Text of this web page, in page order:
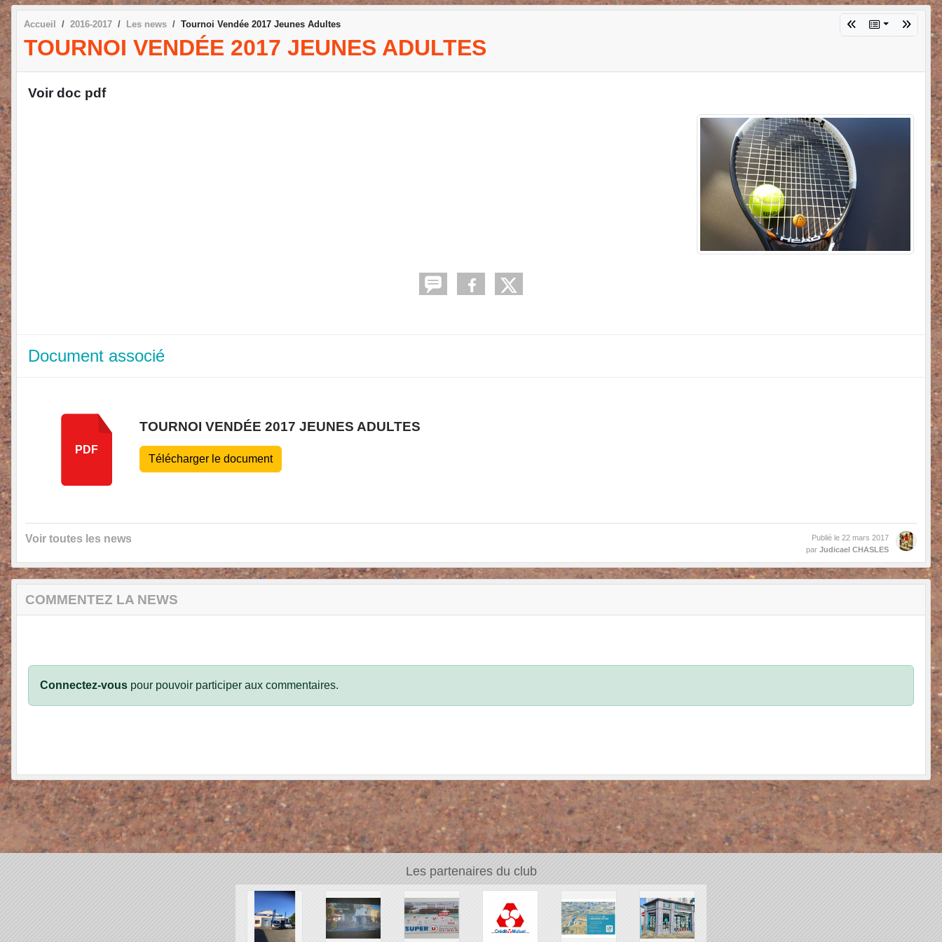
Accueil 2016-2017 Les news Tournoi Vendée 2017 Jeunes Adultes
TOURNOI VENDÉE 2017 JEUNES ADULTES
Voir doc pdf
Document associé
PDF
TOURNOI VENDÉE 2017 JEUNES ADULTES
Télécharger le document
Voir toutes les news Publié le 22 mars 2017
par Judicael CHASLES
COMMENTEZ LA NEWS
Connectez-vous pour pouvoir participer aux commentaires.
Les partenaires du club